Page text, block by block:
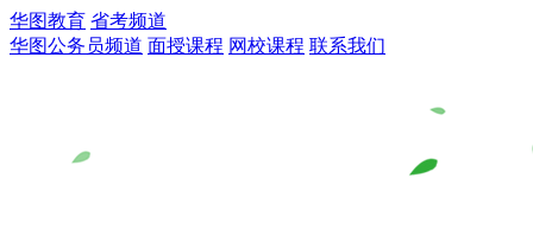
华图教育 省考频道
华图公务员频道 面授课程 网校课程 联系我们